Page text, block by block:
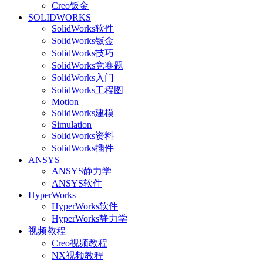
Creo钣金
SOLIDWORKS
SolidWorks软件
SolidWorks钣金
SolidWorks技巧
SolidWorks竞赛题
SolidWorks入门
SolidWorks工程图
Motion
SolidWorks建模
Simulation
SolidWorks资料
SolidWorks插件
ANSYS
ANSYS静力学
ANSYS软件
HyperWorks
HyperWorks软件
HyperWorks静力学
视频教程
Creo视频教程
NX视频教程